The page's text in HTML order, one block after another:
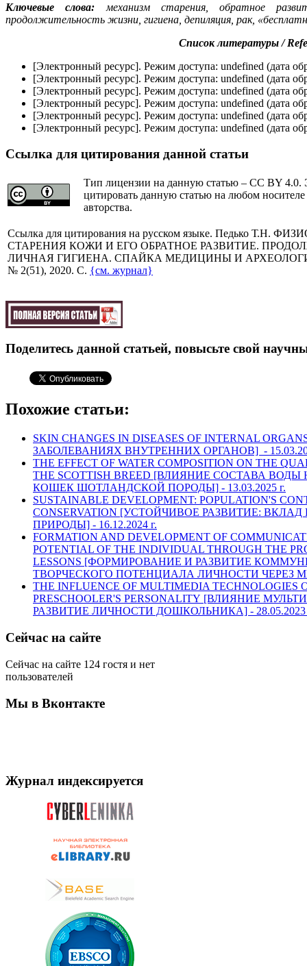
Ключевые слова: механизм старения, обратное
продолжительность жизни, гигиена, депиляция, рак,
Список литературы /
[Электронный ресурс]. Режим доступа: undefined (дата
[Электронный ресурс]. Режим доступа: undefined (дата
[Электронный ресурс]. Режим доступа: undefined (дата
[Электронный ресурс]. Режим доступа: undefined (дата
[Электронный ресурс]. Режим доступа: undefined (дата
[Электронный ресурс]. Режим доступа: undefined (дата
Ссылка для цитирования данной статьи
Тип лицензии на данную статью – CC BY 4.0.
цитировать данную статью на любом
авторства.
Cсылка для цитирования на русском языке. Педько
СТАРЕНИЯ КОЖИ И ЕГО ОБРАТНОЕ РАЗВИТИЕ.
ЛИЧНАЯ ГИГИЕНА. СПАЙКА МЕДИЦИНЫ И АРХЕОЛОГИИ
№ 2(51), 2020. C. {см. журнал}
Поделитесь данной статьей, повысьте свой
Похожие статьи:
SKIN CHANGES IN DISEASES OF INTERNAL
ЗАБОЛЕВАНИЯХ ВНУТРЕННИХ ОРГАНОВ] -
THE EFFECT OF WATER COMPOSITION ON THE
THE SCOTTISH BREED [ВЛИЯНИЕ СОСТАВА
КОШЕК ШОТЛАНДСКОЙ ПОРОДЫ] - 13.03.2025 г.
SUSTAINABLE DEVELOPMENT: POPULATION'S
CONSERVATION [УСТОЙЧИВОЕ РАЗВИТИЕ:
ПРИРОДЫ] - 16.12.2024 г.
FORMATION AND DEVELOPMENT OF
POTENTIAL OF THE INDIVIDUAL THROUGH THE
LESSONS [ФОРМИРОВАНИЕ И РАЗВИТИЕ
ТВОРЧЕСКОГО ПОТЕНЦИАЛА ЛИЧНОСТИ ЧЕРЕЗ
THE INFLUENCE OF MULTIMEDIA TECHNOLOGIES
PRESCHOOLER'S PERSONALITY [ВЛИЯНИЕ
РАЗВИТИЕ ЛИЧНОСТИ ДОШКОЛЬНИКА] - 28.05.2023
Сейчас на сайте
Сейчас на сайте 124 гостя и нет
пользователей
Мы в Вконтакте
Журнал индексируется